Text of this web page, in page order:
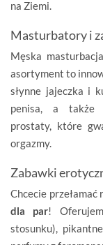
na Ziemi.
Masturbatory i
Męska
asortyment to
słynne jajeczka i
penisa, a także
prostaty, które
orgazmy.
Zabawki
Chcecie przełamać
dla par!
stosunku),